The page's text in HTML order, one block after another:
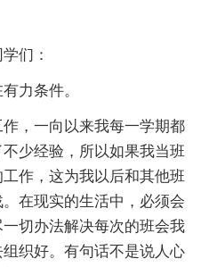
们：
力条件。
，一向以来我每一学期都
少经验，所以如果我当班
作，这为我以后和其他班
在现实的生活中，必须会
切办法解决每次的班会我
织好。有句话不是说人心